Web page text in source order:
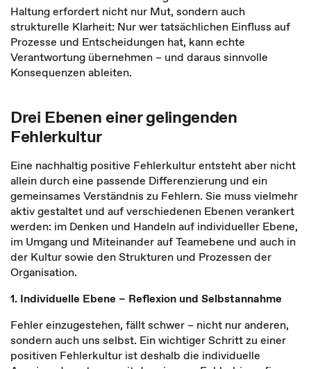
Haltung erfordert nicht nur Mut, sondern auch
strukturelle Klarheit: Nur wer tatsächlichen Einfluss auf
Prozesse und Entscheidungen hat, kann echte
Verantwortung übernehmen – und daraus sinnvolle
Konsequenzen ableiten.
Drei Ebenen einer gelingenden
Fehlerkultur
Eine nachhaltig positive Fehlerkultur entsteht aber nicht
allein durch eine passende Differenzierung und ein
gemeinsames Verständnis zu Fehlern. Sie muss vielmehr
aktiv gestaltet und auf verschiedenen Ebenen verankert
werden: im Denken und Handeln auf individueller Ebene,
im Umgang und Miteinander auf Teamebene und auch in
der Kultur sowie den Strukturen und Prozessen der
Organisation.
1. Individuelle Ebene – Reflexion und Selbstannahme
Fehler einzugestehen, fällt schwer – nicht nur anderen,
sondern auch uns selbst. Ein wichtiger Schritt zu einer
positiven Fehlerkultur ist deshalb die individuelle